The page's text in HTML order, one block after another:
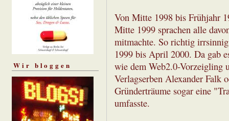
Wir bloggen
Von Mitte 1998 bis Frühjahr
Mitte 1999 sprachen alle
mitmachte. So richtig
1999 bis April 2000. Da gab
wie dem Web2.0-Vorzeigling
Verlagserben Alexander Falk
Gründerträume sogar eine
umfasste.